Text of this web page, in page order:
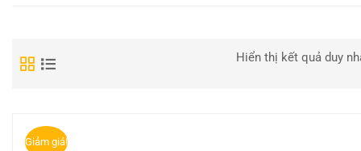
Hiển thị kết quả duy
Giảm giá!